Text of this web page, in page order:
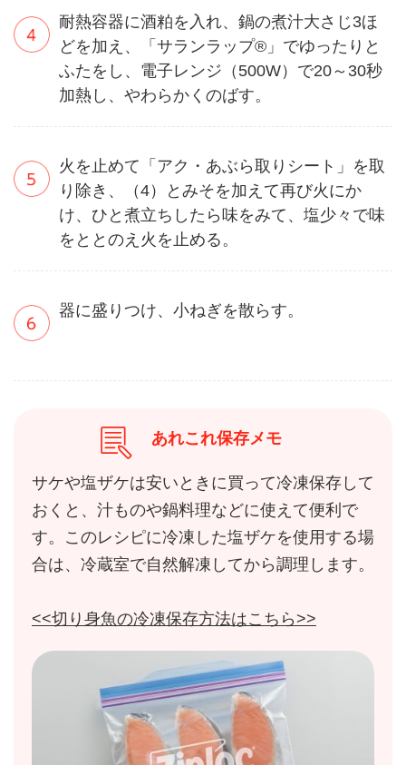
耐熱容器に酒粕を入れ、鍋の煮汁大さじ3ほ
どを加え、「サランラップ®」でゆったりと
ふたをし、電子レンジ（500W）で20～30秒
加熱し、やわらかくのばす。
火を止めて「アク・あぶら取りシート」を取
り除き、（4）とみそを加えて再び火にか
け、ひと煮立ちしたら味をみて、塩少々で味
をととのえ火を止める。
器に盛りつけ、小ねぎを散らす。
あれこれ保存メモ
サケや塩ザケは安いときに買って冷凍保存して
おくと、汁ものや鍋料理などに使えて便利で
す。このレシピに冷凍した塩ザケを使用する場
合は、冷蔵室で自然解凍してから調理します。
<<切り身魚の冷凍保存方法はこちら>>